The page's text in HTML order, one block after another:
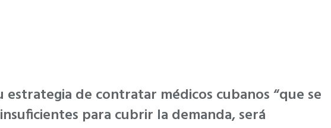
de contratar médicos cubanos “que se
para cubrir la demanda, será